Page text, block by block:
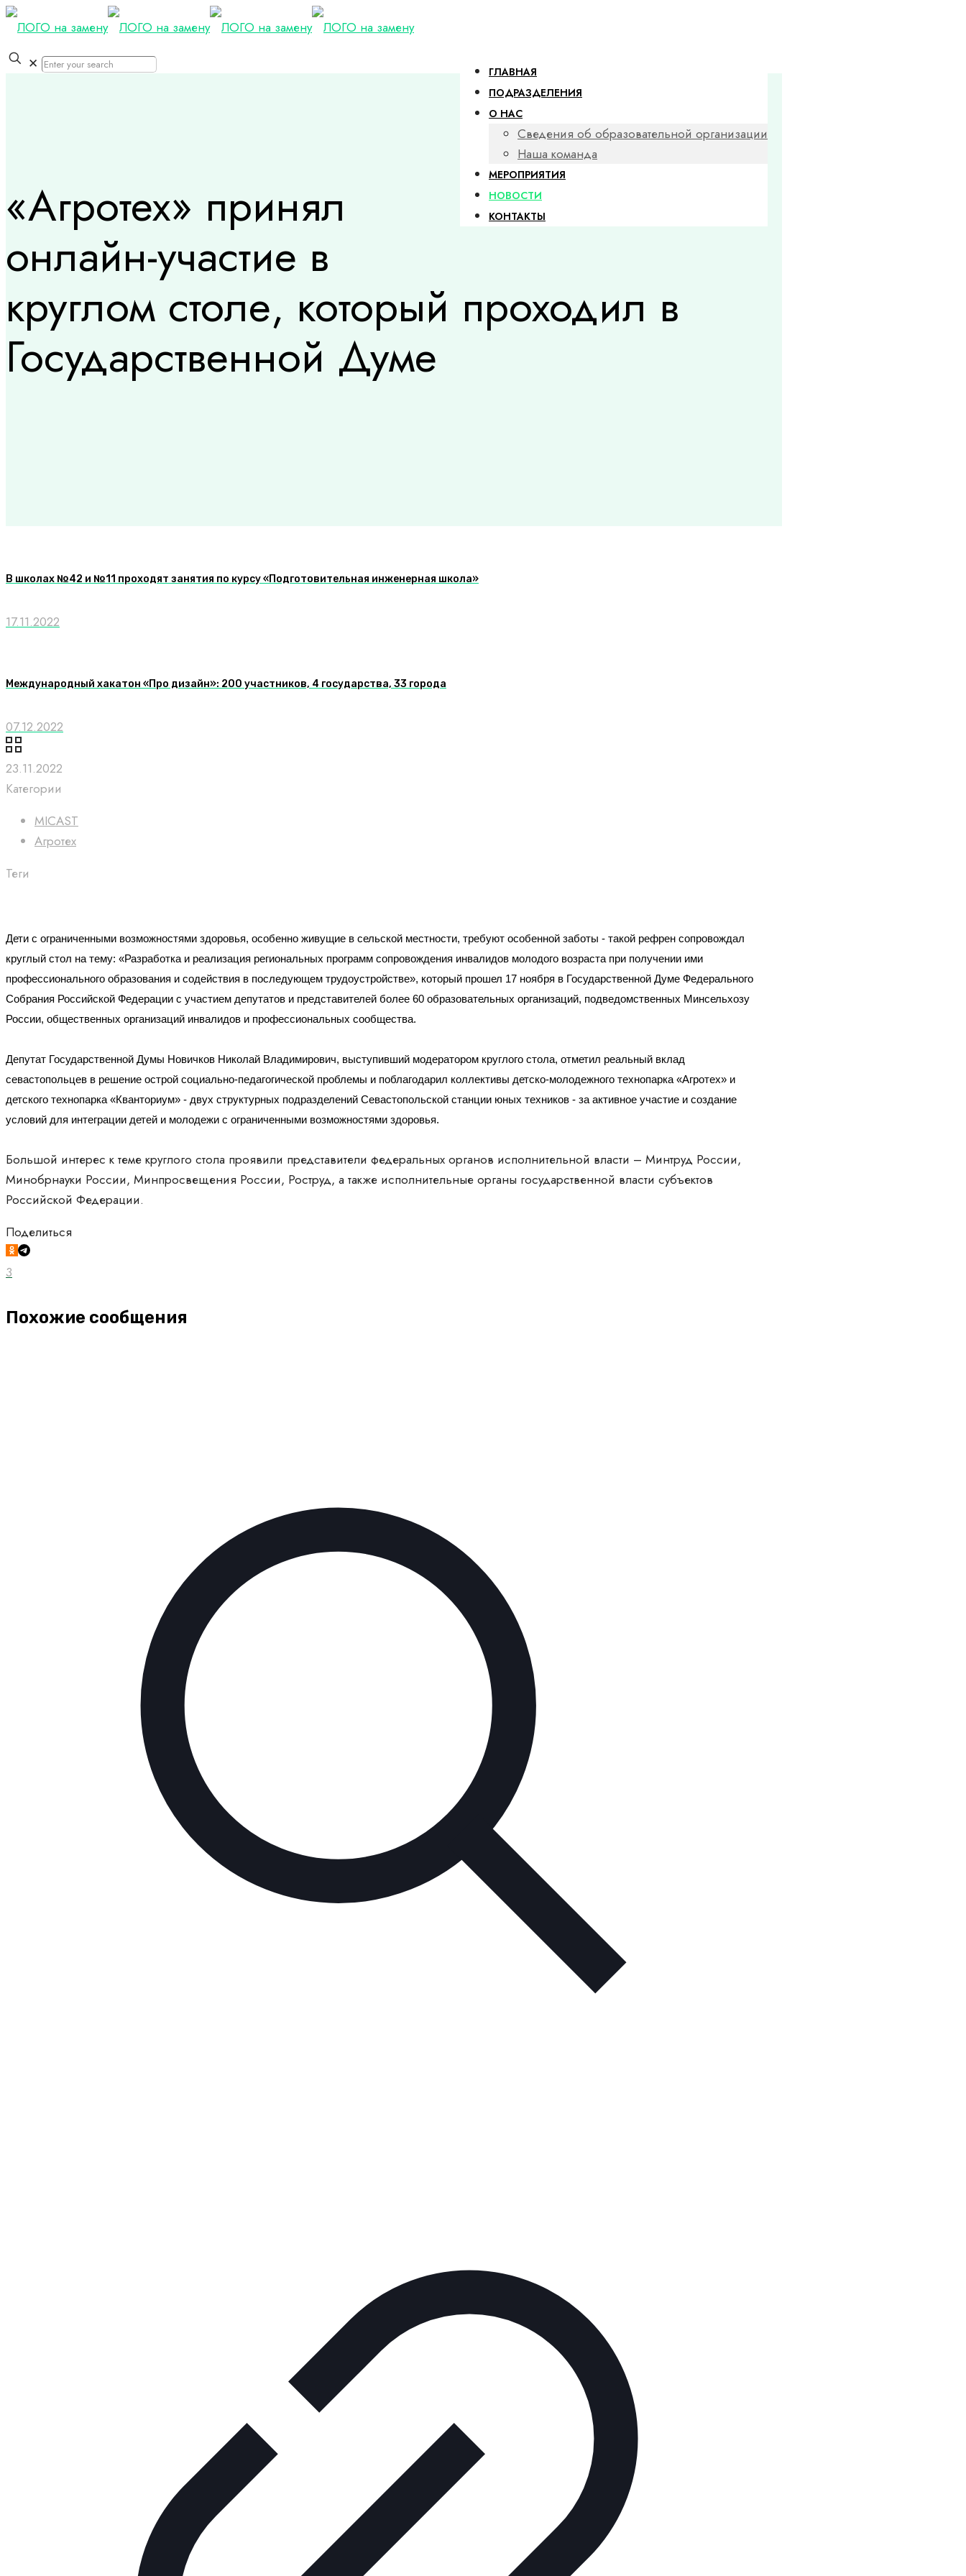
ГЛАВНАЯ
ПОДРАЗДЕЛЕНИЯ
О НАС
Сведения об образовательной организации
Наша команда
МЕРОПРИЯТИЯ
НОВОСТИ
КОНТАКТЫ
✕
«Агротех» принял
онлайн-участие в
круглом столе, который проходил в
Государственной Думе
В школах №42 и №11 проходят занятия по курсу «Подготовительная инженерная школа»
17.11.2022
Международный хакатон «Про дизайн»: 200 участников, 4 государства, 33 города
07.12.2022
23.11.2022
Категории
MICAST
Агротех
Теги
Дети с ограниченными возможностями здоровья, особенно живущие в сельской местности, требуют особенной заботы - такой рефрен сопровождал
круглый стол на тему: «Разработка и реализация региональных программ сопровождения инвалидов молодого возраста при получении ими
профессионального образования и содействия в последующем трудоустройстве», который прошел 17 ноября в Государственной Думе Федерального
Собрания Российской Федерации с участием депутатов и представителей более 60 образовательных организаций, подведомственных Минсельхозу
России, общественных организаций инвалидов и профессиональных сообщества.
Депутат Государственной Думы Новичков Николай Владимирович, выступивший модератором круглого стола, отметил реальный вклад
севастопольцев в решение острой социально-педагогической проблемы и поблагодарил коллективы детско-молодежного технопарка «Агротех» и
детского технопарка «Кванториум» - двух структурных подразделений Севастопольской станции юных техников - за активное участие и создание
условий для интеграции детей и молодежи с ограниченными возможностями здоровья.
Большой интерес к теме круглого стола проявили представители федеральных органов исполнительной власти – Минтруд России,
Минобрнауки России, Минпросвещения России, Роструд, а также исполнительные органы государственной власти субъектов
Российской Федерации.
Поделиться
3
Похожие сообщения